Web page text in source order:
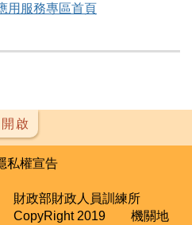
用服務專區首頁
開啟
私權宣告
財政部財政人員訓練所
CopyRight 2019 機關地